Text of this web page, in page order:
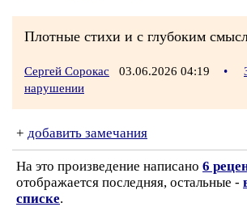
Плотные стихи и с глубоким
Сергей Сорокас 03.06.2026 04:19 •
нарушении
+ добавить замечания
На это произведение написано 6
отображается последняя, остальные -
списке.